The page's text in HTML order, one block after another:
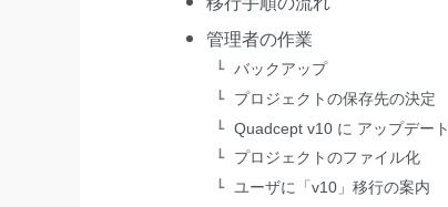
管理者の作業
バックアップ
プロジェクトの保存先の決定
Quadcept v10 に アップデート
プロジェクトのファイル化
ユーザに「v10」移行の案内